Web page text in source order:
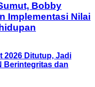
Bobby
Implementasi Nilai